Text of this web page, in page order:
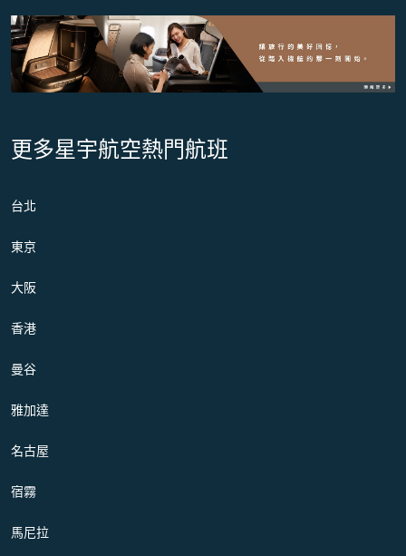
更多星宇航空熱門航班
台北
東京
大阪
香港
曼谷
雅加達
名古屋
宿霧
馬尼拉